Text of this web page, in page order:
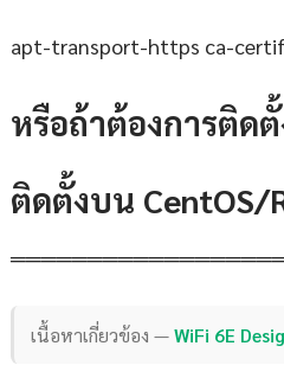
apt-transport-https ca-
หรือถ้าต้องการติด
ติดตั้งบน CentOS/
เนื้อหาเกี่ยวข้อง —WiFi 6E